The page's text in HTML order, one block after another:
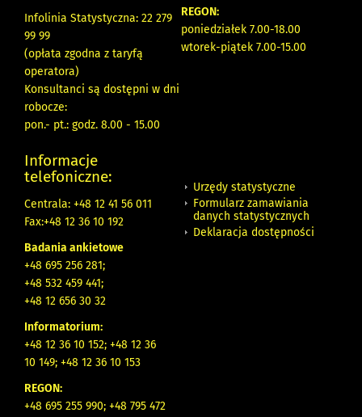
Infolinia Statystyczna: 22 279
99 99
(opłata zgodna z taryfą
operatora)
Konsultanci są dostępni w dni
robocze:
pon.- pt.: godz. 8.00 - 15.00
REGON:
poniedziałek 7.00-18.00
wtorek-piątek 7.00-15.00
Informacje
telefoniczne:
Centrala: +48 12 41 56 011
Fax:+48 12 36 10 192
Badania ankietowe
+48 695 256 281;
+48 532 459 441;
+48 12 656 30 32
Informatorium:
+48 12 36 10 152; +48 12 36
10 149; +48 12 36 10 153
REGON:
+48 695 255 990; +48 795 472
Urzędy statystyczne
Formularz zamawiania
danych statystycznych
Deklaracja dostępności